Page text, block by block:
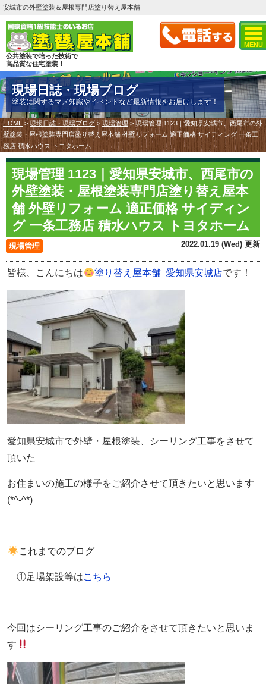
MENU
安城市の外壁塗装＆屋根専門店塗り替え屋本舗
公共塗装で培った技術で
高品質な住宅塗装！
現場日誌・現場ブログ
塗装に関するマメ知識やイベントなど最新情報をお届けします！
HOME >現場日誌・現場ブログ > 現場管理 > 現場管理 1123｜愛知県安城市、西尾市の外
壁塗装・屋根塗装専門店塗り替え屋本舗 外壁リフォーム 適正価格 サイディング 一条工
務店 積水ハウス トヨタホーム
現場管理 1123｜愛知県安城市、西尾市の
外壁塗装・屋根塗装専門店塗り替え屋本
舗 外壁リフォーム 適正価格 サイディン
グ 一条工務店 積水ハウス トヨタホーム
現場管理 2022.01.19 (Wed) 更新
皆様、こんにちは 塗り替え屋本舗 愛知県安城店です！
愛知県安城市で外壁・屋根塗装、シーリング工事をさせて
頂いた
お住まいの施工の様子をご紹介させて頂きたいと思います
(*^-^*)
これまでのブログ
①足場架設等はこちら
今回はシーリング工事のご紹介をさせて頂きたいと思いま
す